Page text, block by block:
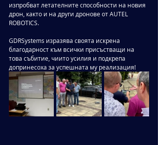
изпробват летателните способности на новия
дрон, както и на други дронове от AUTEL
ROBOTICS.
GDRSystems изразява своята искрена
благодарност към всички присъстващи на
това събитие, чиито усилия и подкрепа
допринесоха за успешната му реализация!